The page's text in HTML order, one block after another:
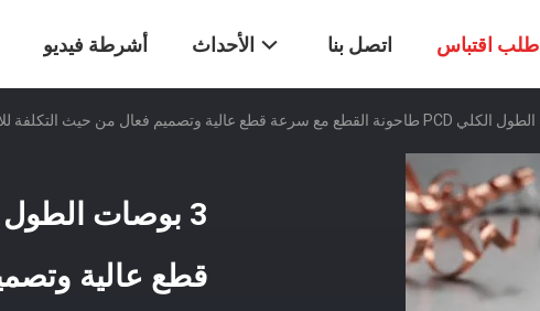
أشرطة فيديو الأحداث اتصل بنا طلب اقتباس
قطع عالية